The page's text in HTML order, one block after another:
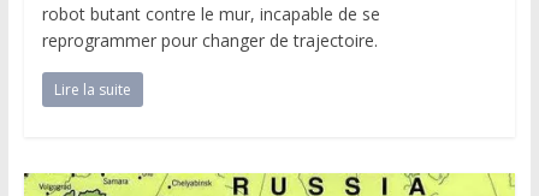
robot butant contre le mur, incapable de se
reprogrammer pour changer de trajectoire.
Lire la suite